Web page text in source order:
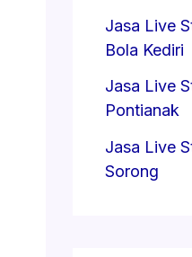
Jasa Live
Bola Kediri
Jasa Live
Pontianak
Jasa Live
Sorong